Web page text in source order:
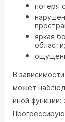
потеря
яркая
области;
В
может
иной функции: